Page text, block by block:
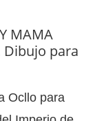
MAMA
Dibujo para
Ocllo para